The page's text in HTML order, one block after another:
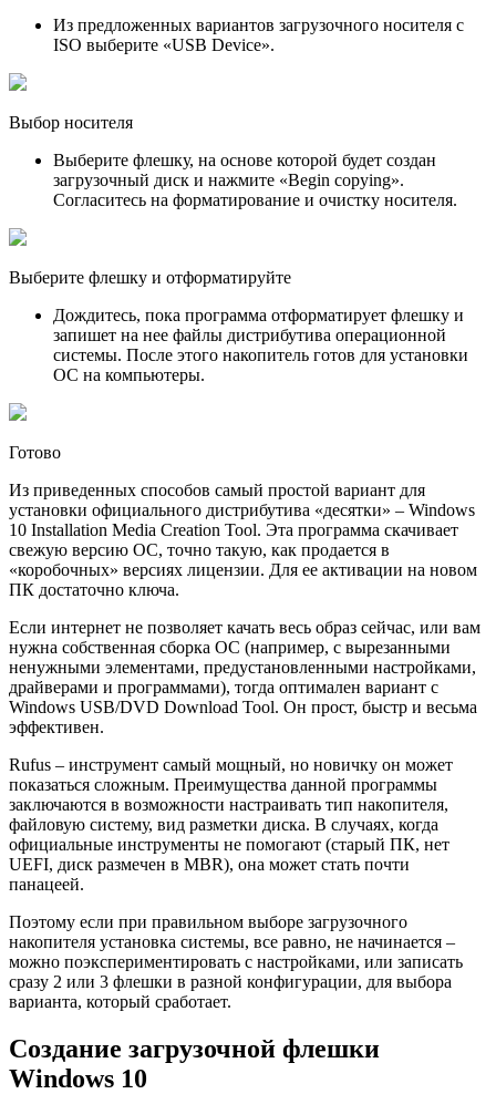
Из предложенных вариантов загрузочного носителя с
ISO выберите «USB Device».
Выбор носителя
Выберите флешку, на основе которой будет создан
загрузочный диск и нажмите «Begin copying».
Согласитесь на форматирование и очистку носителя.
Выберите флешку и отформатируйте
Дождитесь, пока программа отформатирует флешку и
запишет на нее файлы дистрибутива операционной
системы. После этого накопитель готов для установки
ОС на компьютеры.
Готово
Из приведенных способов самый простой вариант для
установки официального дистрибутива «десятки» – Windows
10 Installation Media Creation Tool. Эта программа скачивает
свежую версию ОС, точно такую, как продается в
«коробочных» версиях лицензии. Для ее активации на новом
ПК достаточно ключа.
Если интернет не позволяет качать весь образ сейчас, или вам
нужна собственная сборка ОС (например, с вырезанными
ненужными элементами, предустановленными настройками,
драйверами и программами), тогда оптимален вариант с
Windows USB/DVD Download Tool. Он прост, быстр и весьма
эффективен.
Rufus – инструмент самый мощный, но новичку он может
показаться сложным. Преимущества данной программы
заключаются в возможности настраивать тип накопителя,
файловую систему, вид разметки диска. В случаях, когда
официальные инструменты не помогают (старый ПК, нет
UEFI, диск размечен в MBR), она может стать почти
панацеей.
Поэтому если при правильном выборе загрузочного
накопителя установка системы, все равно, не начинается –
можно поэкспериментировать с настройками, или записать
сразу 2 или 3 флешки в разной конфигурации, для выбора
варианта, который сработает.
Создание загрузочной флешки
Windows 10